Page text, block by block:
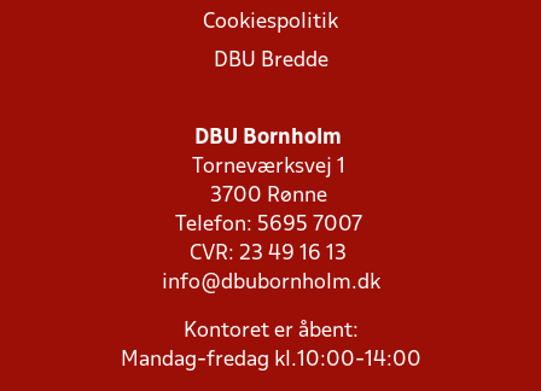
Cookiespolitik
DBU Bredde
DBU Bornholm
Torneværksvej 1
3700 Rønne
Telefon: 5695 7007
CVR: 23 49 16 13
info@dbubornholm.dk
Kontoret er åbent:
Mandag-fredag kl.10:00-14:00